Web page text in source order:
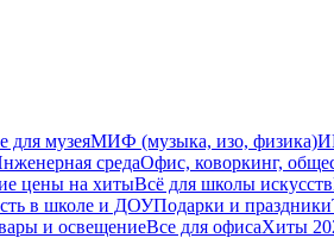
для музеяМИФ (музыка, изо, физика)
средаОфис, коворкинг,
цены на хитыВсё для школы искусств
в школе и ДОУПодарки и праздники
и освещениеВсе для офисаХиты